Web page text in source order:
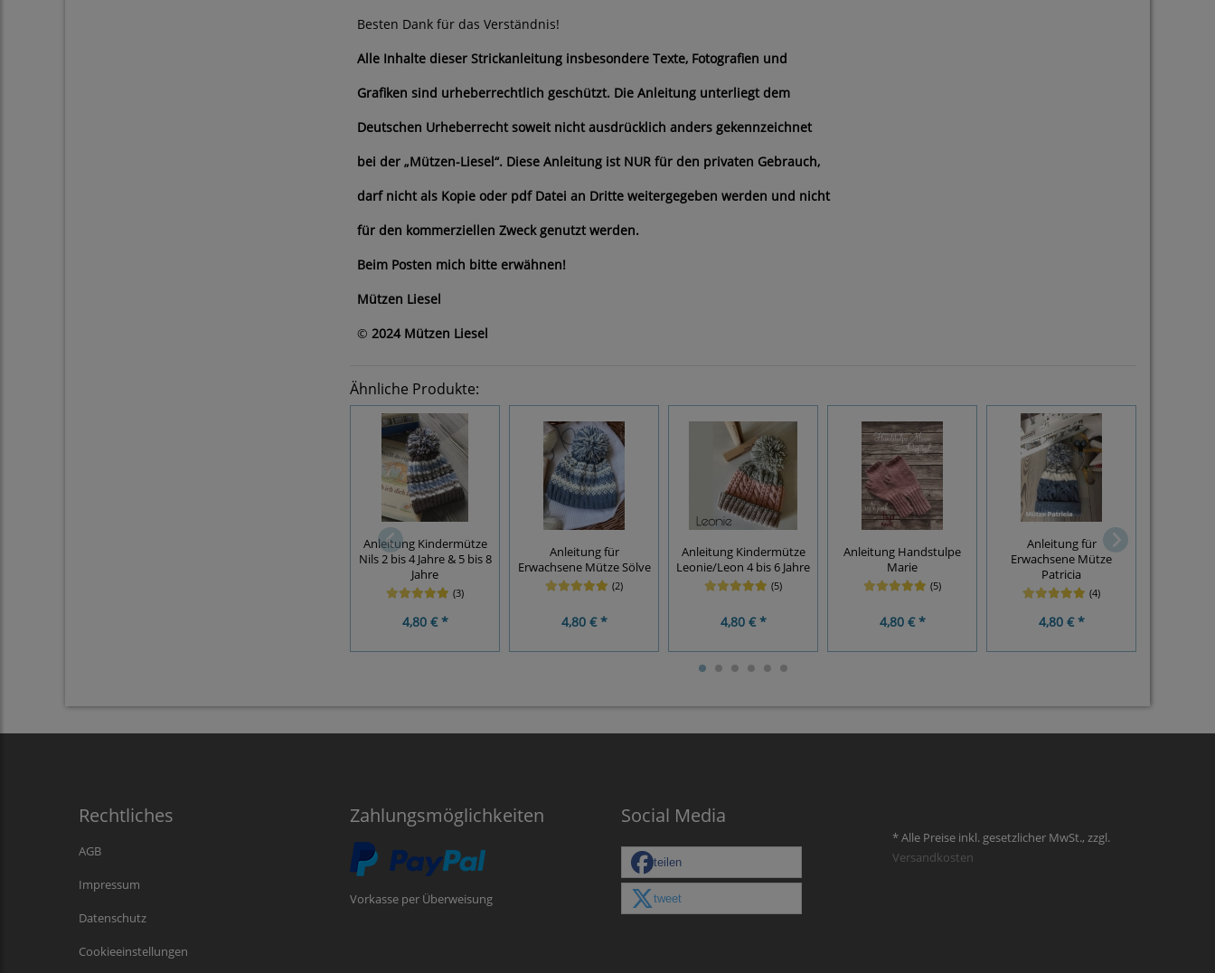
Besten Dank für das Verständnis!
Alle Inhalte dieser Strickanleitung insbesondere Texte, Fotografien und
Grafiken sind urheberrechtlich geschützt. Die Anleitung unterliegt dem
Deutschen Urheberrecht soweit nicht ausdrücklich anders gekennzeichnet
bei der „Mützen-Liesel“. Diese Anleitung ist NUR für den privaten Gebrauch,
darf nicht als Kopie oder pdf Datei an Dritte weitergegeben werden und nicht
für den kommerziellen Zweck genutzt werden.
Beim Posten mich bitte erwähnen!
Mützen Liesel
© 2024 Mützen Liesel
Ähnliche Produkte:
Anleitung Kindermütze
Nils 2 bis 4 Jahre & 5 bis 8
Jahre
(3)
4,80 € *
Anleitung für
Erwachsene Mütze Sölve
(2)
4,80 € *
Anleitung Kindermütze
Leonie/Leon 4 bis 6 Jahre
(5)
4,80 € *
Anleitung Handstulpe
Marie
(5)
4,80 € *
Anleitung für
Erwachsene Mütze
Patricia
(4)
4,80 € *
Rechtliches
AGB
Impressum
Datenschutz
Cookieeinstellungen
Zahlungsmöglichkeiten
Vorkasse per Überweisung
Social Media
teilen
tweet
* Alle Preise inkl. gesetzlicher MwSt., zzgl.
Versandkosten